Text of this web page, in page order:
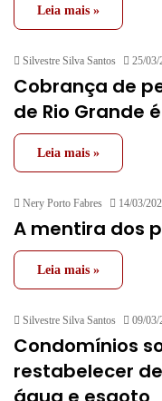
Leia mais »
Silvestre Silva Santos 25/03/
Cobrança de
de Rio Grande
Leia mais »
Nery Porto Fabres 14/03/
A mentira dos
Leia mais »
Silvestre Silva Santos 09/03/
Condomínios
restabelecer